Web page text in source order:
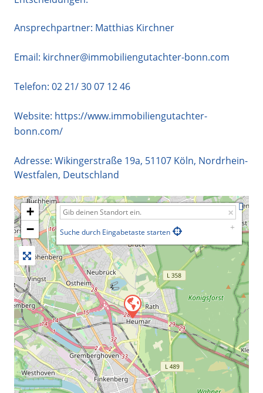
Ansprechpartner: Matthias Kirchner
Email: kirchner@immobiliengutachter-bonn.com
Telefon: 02 21/ 30 07 12 46
Website: https://www.immobiliengutachter-
bonn.com/
Adresse: Wikingerstraße 19a, 51107 Köln, Nordrhein-
Westfalen, Deutschland
+
−
Suche durch Eingabetaste starten